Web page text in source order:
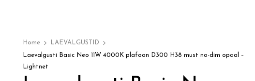
Home
LAEVALGUSTID
Laevalgusti Basic Neo 11W 4000K plafoon D300 H38 must no-dim opaal –
Lightnet